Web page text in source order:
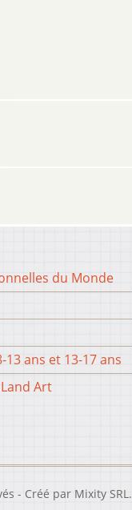
du Monde
ans et 13-17 ans
Art
- Créé par Mixity SRL.